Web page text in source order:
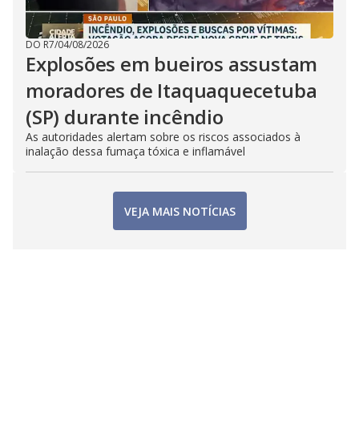
DO R7/04/08/2026
Explosões em bueiros assustam
moradores de Itaquaquecetuba
(SP) durante incêndio
As autoridades alertam sobre os riscos associados à
inalação dessa fumaça tóxica e inflamável
VEJA MAIS NOTÍCIAS